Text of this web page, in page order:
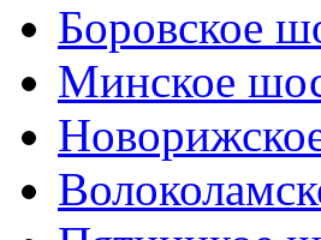
Боровское
Минское